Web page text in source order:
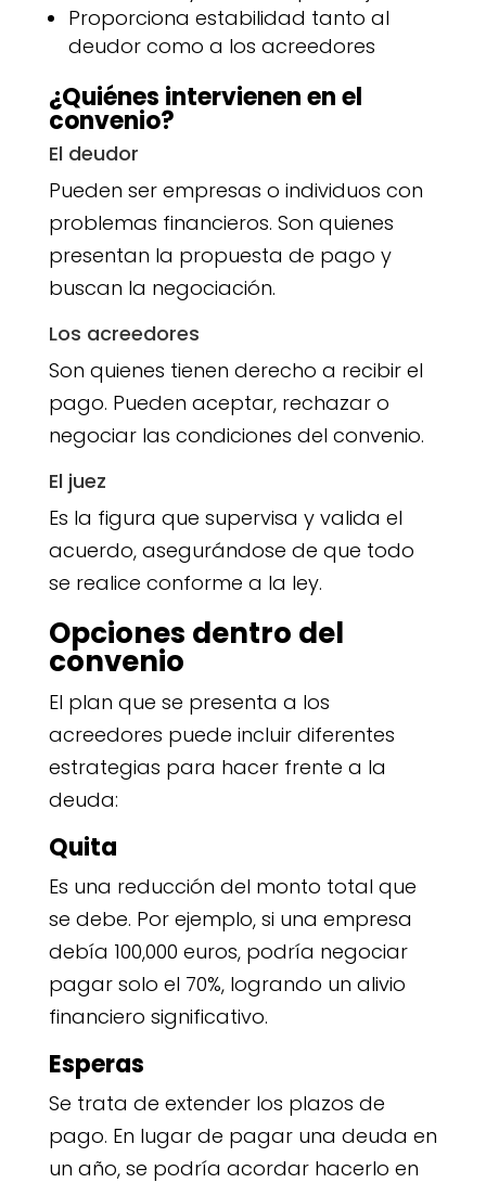
Proporciona estabilidad tanto al
deudor como a los acreedores
¿Quiénes intervienen en el
convenio?
El deudor
Pueden ser empresas o individuos con
problemas financieros. Son quienes
presentan la propuesta de pago y
buscan la negociación.
Los acreedores
Son quienes tienen derecho a recibir el
pago. Pueden aceptar, rechazar o
negociar las condiciones del convenio.
El juez
Es la figura que supervisa y valida el
acuerdo, asegurándose de que todo
se realice conforme a la ley.
Opciones dentro del
convenio
El plan que se presenta a los
acreedores puede incluir diferentes
estrategias para hacer frente a la
deuda:
Quita
Es una reducción del monto total que
se debe. Por ejemplo, si una empresa
debía 100,000 euros, podría negociar
pagar solo el 70%, logrando un alivio
financiero significativo.
Esperas
Se trata de extender los plazos de
pago. En lugar de pagar una deuda en
un año, se podría acordar hacerlo en